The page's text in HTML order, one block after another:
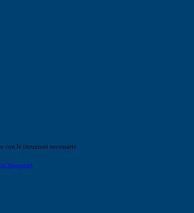
con le istruzioni necessarie.
Spaggiari